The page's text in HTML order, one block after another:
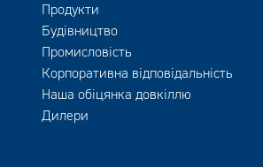
Продукти
Будівництво
Промисловість
Корпоративна відповідальність
Наша обіцянка довкіллю
Дилери